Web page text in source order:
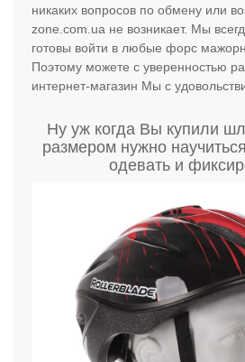
никаких вопросов по обмену или
zone.com.ua не возникает. Мы
готовы войти в любые форс
Поэтому можете с уверенностью
интернет-магазин Мы с
Ну уж когда Вы купили
размером нужно
одевать и